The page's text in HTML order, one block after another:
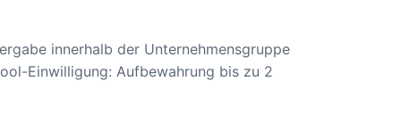
innerhalb der Unternehmensgruppe
Einwilligung: Aufbewahrung bis zu 2